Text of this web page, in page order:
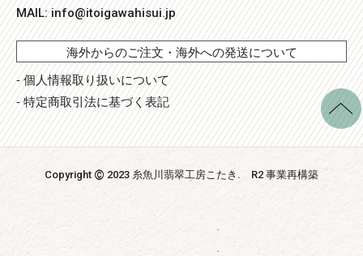
MAIL:info@itoigawahisui.jp
海外からのご注文・海外への発送について
- 個人情報取り扱いについて
- 特定商取引法に基づく表記
Copyright © 2023 糸魚川翡翠工房こたき . R2 事業再構築